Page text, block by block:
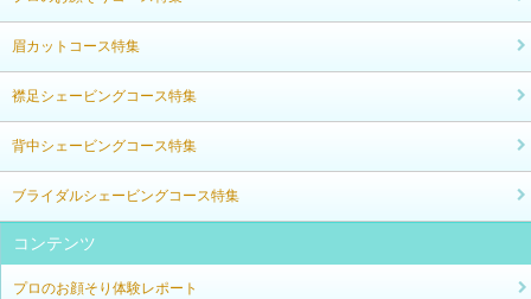
眉カットコース特集
襟足シェービングコース特集
背中シェービングコース特集
ブライダルシェービングコース特集
コンテンツ
プロのお顔そり体験レポート